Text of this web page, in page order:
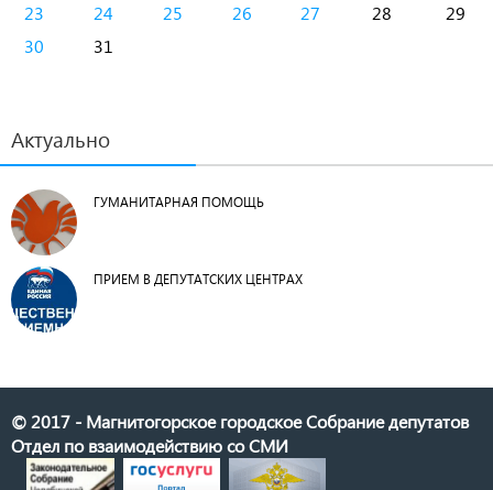
23
24 25 26 27 28
29
30
31
Актуально
ГУМАНИТАРНАЯ ПОМОЩЬ
ПРИЕМ В ДЕПУТАТСКИХ ЦЕНТРАХ
© 2017 - Магнитогорское городское Собрание депутатов
Отдел по взаимодействию со СМИ